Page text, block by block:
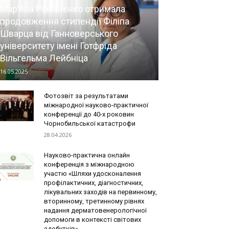
Мар’яна Романенко отримала
продовження стипендії Філіпа
Шварца від Ганноверського
університету імені Готфріда
Вільгельма Лейбніца
16.05.2025
Фотозвіт за результатами
міжнародної науково-практичної
конференції до 40-х роковин
Чорнобильської катастрофи
28.04.2026
Науково-практична онлайн
конференція з міжнародною
участю «Шляхи удосконалення
профілактичних, діагностичних,
лікувальних заходів на первинному,
вторинному, третинному рівнях
надання дерматовенерологічної
допомоги в контексті світових